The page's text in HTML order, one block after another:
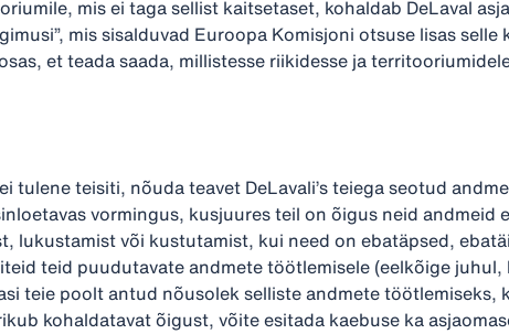
mis ei taga sellist kaitsetaset, kohaldab DeLaval
mis sisalduvad Euroopa Komisjoni otsuse lisas
et teada saada, millistesse riikidesse ja
tulene teisiti, nõuda teavet DeLavali’s teiega seotud
vormingus, kusjuures teil on õigus neid andmeid
lukustamist või kustutamist, kui need on ebatäpsed,
teid puudutavate andmete töötlemisele (eelkõige
teie poolt antud nõusolek selliste andmete
kohaldatavat õigust, võite esitada kaebuse ka